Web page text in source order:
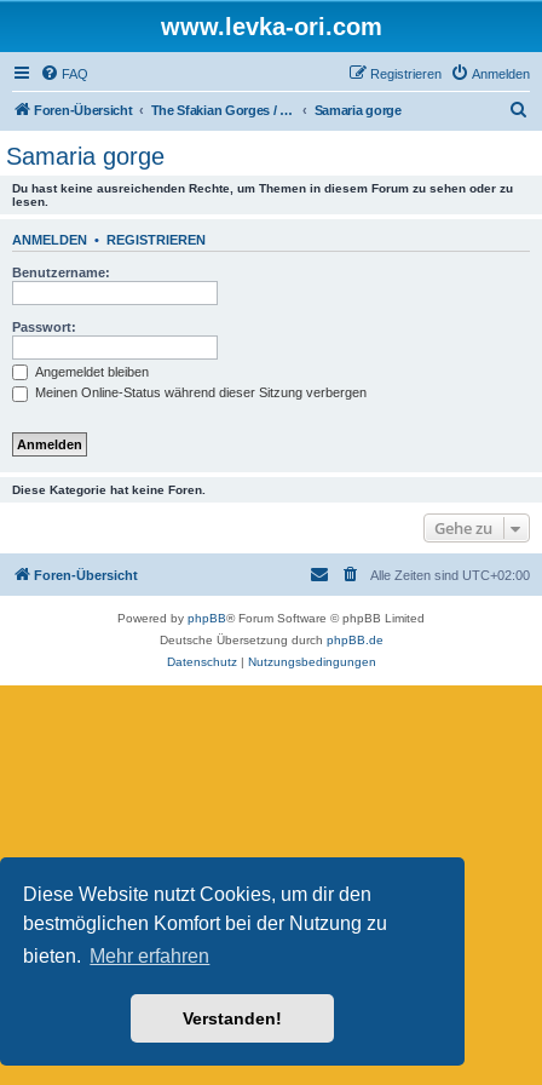
Diese Website nutzt Cookies, um dir den
bestmöglichen Komfort bei der Nutzung zu
bieten. Mehr erfahren
Verstanden!
www.levka-ori.com
FAQ Anmelden
Registrieren
Foren-Übersicht The Sfakian Gorges / Die sfakiotischen Schluchten Samaria gorge
Samaria gorge
Du hast keine ausreichenden Rechte, um Themen in diesem Forum zu sehen oder zu
lesen.
ANMELDEN • REGISTRIEREN
Benutzername:
Passwort:
Angemeldet bleiben
Meinen Online-Status während dieser Sitzung verbergen
Diese Kategorie hat keine Foren.
Gehe zu
Foren-Übersicht Alle Zeiten sind UTC+02:00
Powered by phpBB® Forum Software © phpBB Limited
Deutsche Übersetzung durch phpBB.de
Datenschutz| Nutzungsbedingungen